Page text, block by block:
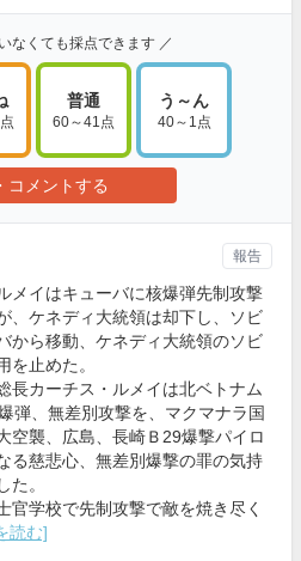
なくても採点できます ／
普通
60～41点
う～ん
40～1点
コメントする
イはキューバに核爆弾先制攻撃
、ケネディ大統領は却下し、ソビ
から移動、ケネディ大統領のソビ
を止めた。
カーチス・ルメイは北ベトナム
弾、無差別攻撃を、マクマナラ国
空襲、広島、長崎Ｂ29爆撃パイロ
る慈悲心、無差別爆撃の罪の気持
た。
学校で先制攻撃で敵を焼き尽く
読む]
報告